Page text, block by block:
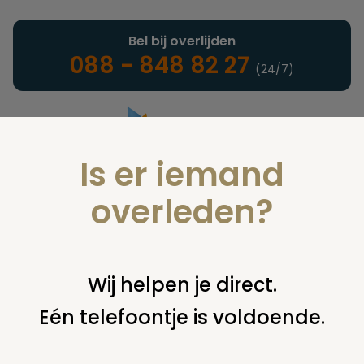
Landelijke uitvaartonderneming
Bel bij overlijden
088 - 848 82 27 (24/7)
U bent hier: home infotheek columns david & liva elders
Is er iemand
overleden?
Wij helpen je direct.
Eén telefoontje is voldoende.